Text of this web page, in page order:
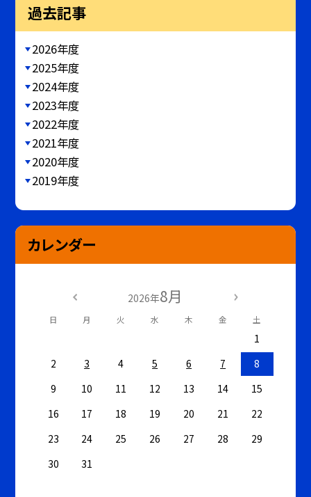
過去記事
2026年度
2025年度
2024年度
2023年度
2022年度
2021年度
2020年度
2019年度
カレンダー
2026年8月
日 月 火 水 木 金 土
1
2
3 4 5 6 7
8
9
10 11 12 13 14
15
16
17 18 19 20 21
22
23
24 25 26 27 28
29
30
31